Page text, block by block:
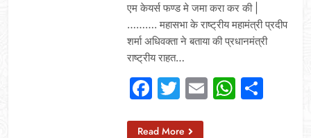
एम केयर्स फण्ड मे जमा करा कर की |
………. महासभा के राष्ट्रीय महामंत्री प्रदीप
शर्मा अधिवक्ता ने बताया की प्रधानमंत्री
राष्ट्रीय राहत…
Facebook
Twitter
Email
Read More